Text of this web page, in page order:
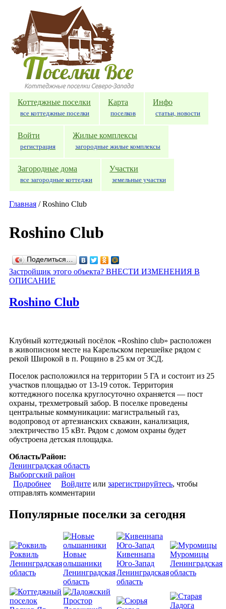
Перейти к основному содержанию
Коттеджные поселки
все коттеджные поселки
Карта
поселков
Инфо
статьи, новости
Войти
регистрация
Жилые комплексы
загородные жилые комплексы
Загородные дома
все загородные коттеджи
Участки
земельные участки
Главная /Roshino Club
Roshino Club
Поделиться…
Застройщик этого объекта? ВНЕСТИ ИЗМЕНЕНИЯ В
ОПИСАНИЕ
Roshino Club
Клубный коттеджный посёлок «Roshino club» расположен
в живописном месте на Карельском перешейке рядом с
рекой Широкой в п. Рощино в 25 км от ЗСД.
Поселок расположился на территории 5 ГА и состоит из 25
участков площадью от 13-19 соток. Территория
коттеджного поселка круглосуточно охраняется — пост
охраны, трехметровый забор. В поселке проведены
центральные коммуникации: магистральный газ,
водопровод от артезианских скважин, канализация,
электричество 15 кВт. Рядом с домом охраны будет
обустроена детская площадка.
Область/Район:
Ленинградская область
Выборгский район
Подробнее о Roshino Club
Войдите или зарегистрируйтесь, чтобы
отправлять комментарии
Популярные поселки за сегодня
Роквиль
Ленинградская
область
Новые
ольшаники
Ленинградская
область
Кивеннапа
Юго-Запад
Ленинградская
область
Муромицы
Ленинградская
область